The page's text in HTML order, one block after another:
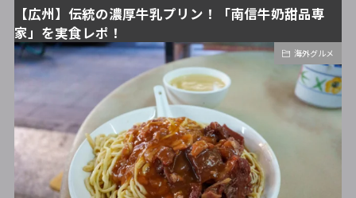
【広州】伝統の濃厚牛乳プリン！「南信牛奶甜品専
家」を実食レポ！
海外グルメ